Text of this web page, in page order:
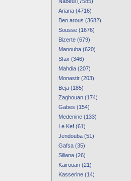
Ariana (4716)
Ben arous (3682)
Sousse (1676)
Bizerte (679)
Manouba (620)
Sfax (346)
Mahdia (207)
Monastir (203)
Beja (185)
Zaghouan (174)
Gabes (154)
Medenine (133)
Le Kef (61)
Jendouba (51)
Gafsa (35)
Siliana (26)
Kairouan (21)
Kasserine (14)